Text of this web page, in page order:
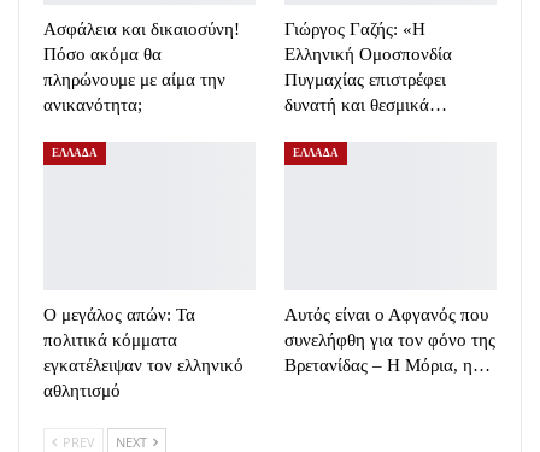
Ασφάλεια και δικαιοσύνη!
Πόσο ακόμα θα
πληρώνουμε με αίμα την
ανικανότητα;
Γιώργος Γαζής: «Η
Ελληνική Ομοσπονδία
Πυγμαχίας επιστρέφει
δυνατή και θεσμικά…
ΕΛΛΑΔΑ
Ο μεγάλος απών: Τα
πολιτικά κόμματα
εγκατέλειψαν τον ελληνικό
αθλητισμό
ΕΛΛΑΔΑ
Αυτός είναι ο Αφγανός που
συνελήφθη για τον φόνο της
Βρετανίδας – Η Μόρια, η…
PREV NEXT